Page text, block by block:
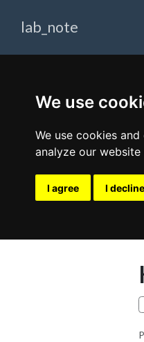
We use
We use cookies
analyze our
I agree I decline
lab_note